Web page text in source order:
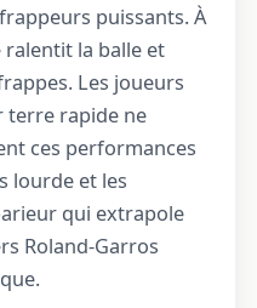
puissants. À
ralentit la balle et
Les joueurs
terre rapide ne
ces performances
lourde et les
qui extrapole
Roland-Garros